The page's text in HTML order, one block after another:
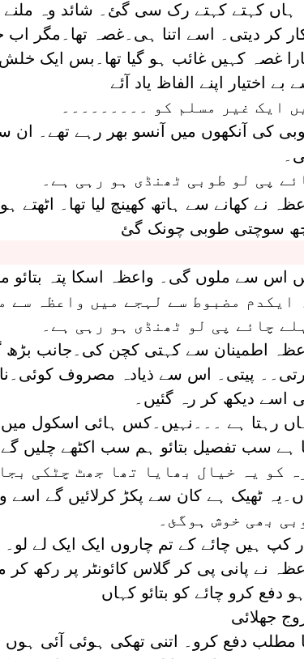
ہاں کہتے کہتے رک سی گئ۔ شائد وہ ملنے
کر دیتی۔ اسے اتنا ہی۔غصہ تھا۔مگر اب
غصہ کہیں غائب ہو گیا تھا۔بس ایک
بے اختیار اپنے الفاظ یاد آئے
ایک غیر مسلم کو ۔۔۔۔۔۔۔۔۔
کی آنکھوں میں آنسو بھر رہے تھے۔ ان
پی لو طوبی ٹھنڈی ہو رہی ہے۔
نے کھانے سے ہاتھ کھینچ لیا تھا۔
سوچتی طوبی چونک گئ
اس سے ملوں گی۔ واعظہ اسکا پتہ بتائو
ایکدم مضبوط سے لہجے میں واعظہ سے
چائے پی لو ٹھنڈی ہو رہی ہے۔
اطمینان سے کہتی کچن کی۔جانب
پیتی۔ اس سے ذیادہ مصروف
اسے دیکھ کر رہ گئیں۔
رہتا ہے ۔۔۔نہیں۔کس ہائی اسکول میں
ہے سب تفصیل بتائو ہم سب اکٹھے چلیں
کو یہ خیال بھایا تھا جھٹ چٹکی
ٹھیک ہے کان سے پکڑ کرلائیں گے اسے
بھی خوش ہوگئ۔
کپ ہیں چائے کے تم چاروں ایک ایک لے لو۔
نے پانی پی کر گلاس کائونٹر پر رکھ کر
دفع کرو چائے کو بتائو کہاں
جھلائی
مطلب دفع کرو۔ اتنی تھکی ہوئی آئی ہوں